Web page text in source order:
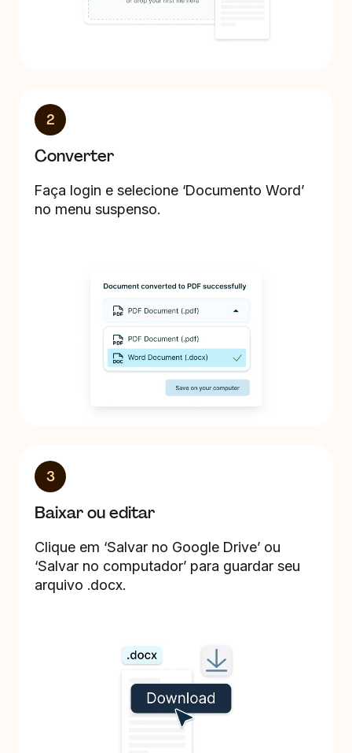
2
Converter
Faça login e selecione ‘Documento Word’
no menu suspenso.
3
Baixar ou editar
Clique em ‘Salvar no Google Drive’ ou
‘Salvar no computador’ para guardar seu
arquivo .docx.